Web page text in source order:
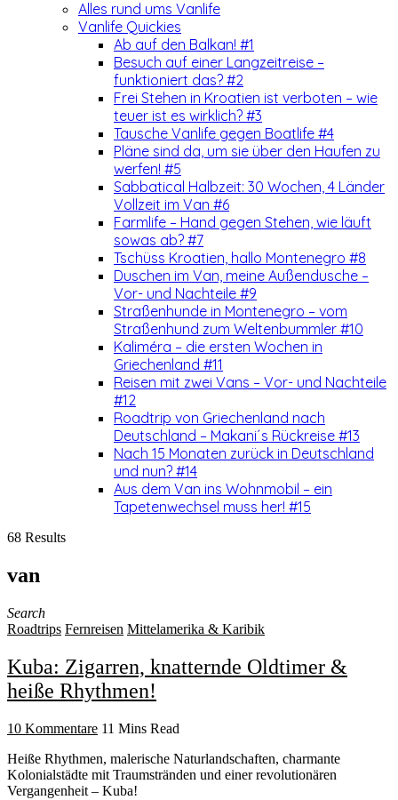
Alles rund ums Vanlife
Vanlife Quickies
Ab auf den Balkan! #1
Besuch auf einer Langzeitreise –
funktioniert das? #2
Frei Stehen in Kroatien ist verboten – wie
teuer ist es wirklich? #3
Tausche Vanlife gegen Boatlife #4
Pläne sind da, um sie über den Haufen zu
werfen! #5
Sabbatical Halbzeit: 30 Wochen, 4 Länder
Vollzeit im Van #6
Farmlife – Hand gegen Stehen, wie läuft
sowas ab? #7
Tschüss Kroatien, hallo Montenegro #8
Duschen im Van, meine Außendusche –
Vor- und Nachteile #9
Straßenhunde in Montenegro – vom
Straßenhund zum Weltenbummler #10
Kaliméra – die ersten Wochen in
Griechenland #11
Reisen mit zwei Vans – Vor- und Nachteile
#12
Roadtrip von Griechenland nach
Deutschland – Makani´s Rückreise #13
Nach 15 Monaten zurück in Deutschland
und nun? #14
Aus dem Van ins Wohnmobil – ein
Tapetenwechsel muss her! #15
68 Results
van
Search
Roadtrips Fernreisen Mittelamerika & Karibik
Kuba: Zigarren, knatternde Oldtimer &
heiße Rhythmen!
10 Kommentare 11 Mins Read
Heiße Rhythmen, malerische Naturlandschaften, charmante
Kolonialstädte mit Traumstränden und einer revolutionären
Vergangenheit – Kuba!